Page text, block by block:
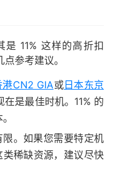
11% 这样的高折扣
参考建议。
港CN2 GIA或日本东京
是最佳时机。11% 的
。如果您需要特定机
稀缺资源，建议尽快